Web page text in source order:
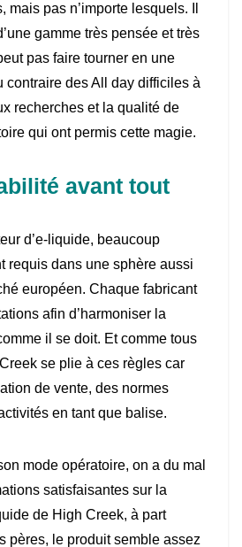
pas n’importe lesquels. Il
gamme très pensée et très
pas faire tourner en une
contraire des All day difficiles à
recherches et la qualité de
qui ont permis cette magie.
avant tout
d’e-liquide, beaucoup
requis dans une sphère aussi
européen. Chaque fabricant
afin d’harmoniser la
il se doit. Et comme tous
se plie à ces règles car
de vente, des normes
en tant que balise.
mode opératoire, on a du mal
satisfaisantes sur la
de High Creek, à part
pères, le produit semble assez